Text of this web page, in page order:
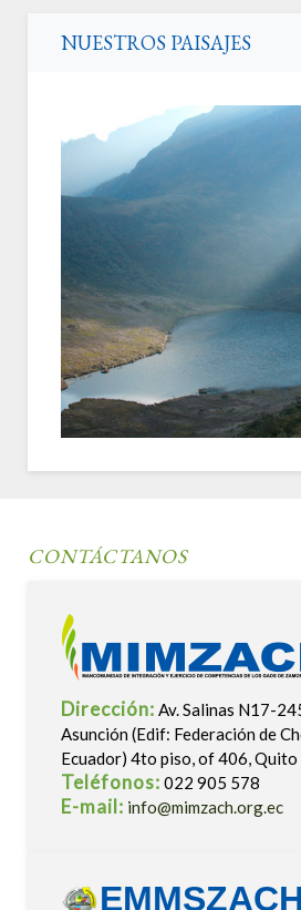
NUESTROS PAISAJES
CONTÁCTANOS
Dirección: Av. Salinas N17-
Asunción (Edif: Federación de
Ecuador) 4to piso, of 406, Quito
Teléfonos: 022 905 578
E-mail: info@mimzach.org.ec